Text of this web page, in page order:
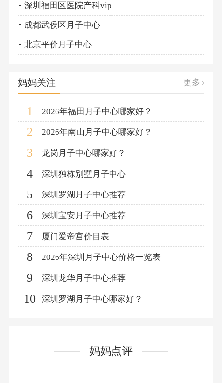
深圳福田区医院产科vip
成都武侯区月子中心
北京平价月子中心
妈妈关注 更多
1 2026年福田月子中心哪家好？
2 2026年南山月子中心哪家好？
3 龙岗月子中心哪家好？
4 深圳独栋别墅月子中心
5 深圳罗湖月子中心推荐
6 深圳宝安月子中心推荐
7 厦门爱帝宫价目表
8 2026年深圳月子中心价格一览表
9 深圳龙华月子中心推荐
10 深圳罗湖月子中心哪家好？
妈妈点评